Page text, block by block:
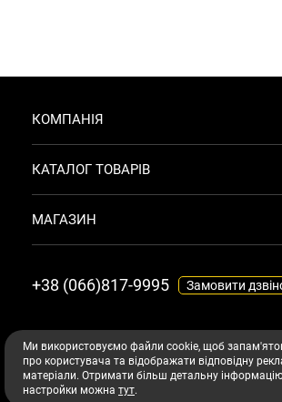
Всі права захищені авторським правом
КОМПАНІЯ
КАТАЛОГ ТОВАРІВ
МАГАЗИН
+38 (066)817-9995 Замовити
Ми використовуємо файли cookie, щоб
про користувача та відображати відповідну
матеріали. Отримати більш детальну
настройки можна тут.